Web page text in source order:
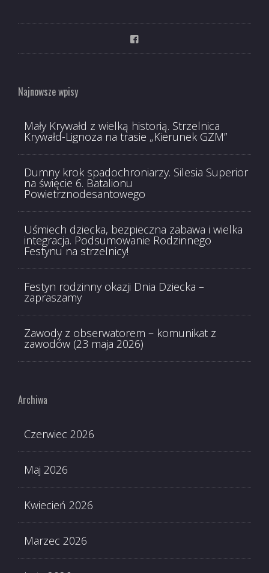
Najnowsze wpisy
Mały Krywałd z wielką historią. Strzelnica
Krywałd-Lignoza na trasie „Kierunek GZM”
Dumny krok spadochroniarzy. Silesia Superior
na święcie 6. Batalionu
Powietrznodesantowego
Uśmiech dziecka, bezpieczna zabawa i wielka
integracja. Podsumowanie Rodzinnego
Festynu na strzelnicy!
Festyn rodzinny okazji Dnia Dziecka –
zapraszamy
Zawody z obserwatorem – komunikat z
zawodów (23 maja 2026)
Archiwa
Czerwiec 2026
Maj 2026
Kwiecień 2026
Marzec 2026